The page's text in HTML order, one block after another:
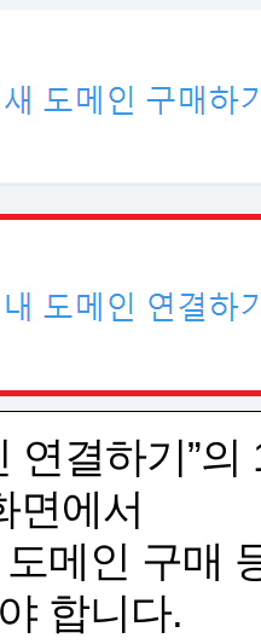
연결하기”의
면에서
메인 구매
합니다.